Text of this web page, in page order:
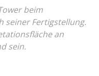
beim
seiner Fertigstellung.
an
sein.